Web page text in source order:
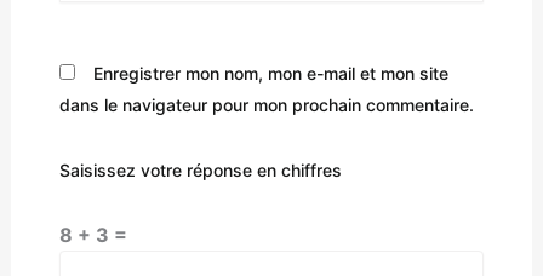
Enregistrer mon nom, mon e-mail et mon site
dans le navigateur pour mon prochain commentaire.
Saisissez votre réponse en chiffres
8 + 3 =